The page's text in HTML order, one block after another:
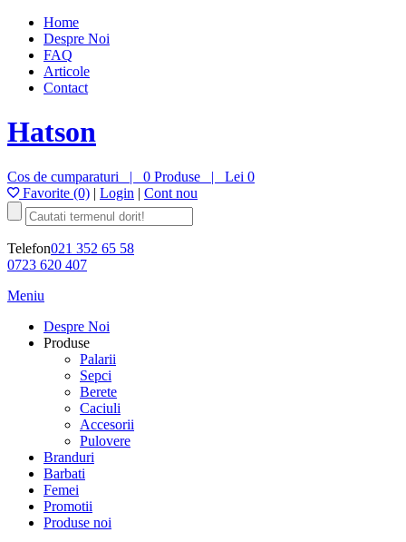
Home
Despre Noi
FAQ
Articole
Contact
Hatson
Cos de cumparaturi | 0 Produse | Lei 0
Favorite (0) | Login | Cont nou
Telefon021 352 65 58
0723 620 407
Meniu
Despre Noi
Produse
Palarii
Sepci
Berete
Caciuli
Accesorii
Pulovere
Branduri
Barbati
Femei
Promotii
Produse noi